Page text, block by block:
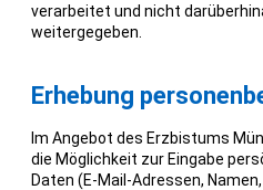
verarbeitet und nicht
weitergegeben.
Erhebung
Im Angebot des Erzbistums
die Möglichkeit zur Eingabe
Daten (E-Mail-Adressen,